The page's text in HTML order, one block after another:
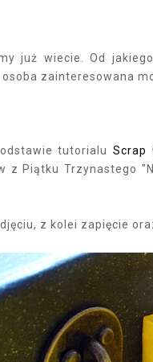
już wiecie. Od
zainteresowana
tutorialuScrap
z Piątku Trzynastego
z kolei zapięcie